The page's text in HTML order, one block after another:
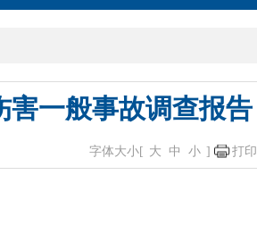
害一般事故调查报告
字体大小[ 大 中 小 ] 打印